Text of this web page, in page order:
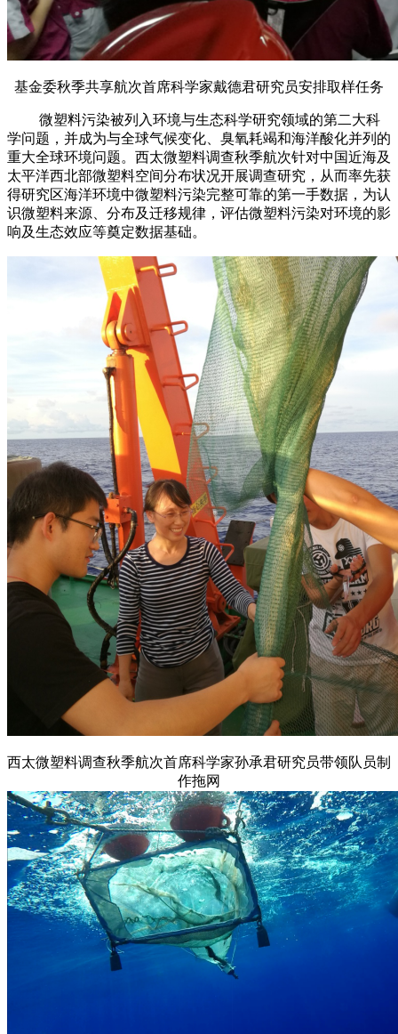
基金委秋季共享航次首席科学家戴德君研究员安排取样任务
微塑料污染被列入环境与生态科学研究领域的第二大科
学问题，并成为与全球气候变化、臭氧耗竭和海洋酸化并列的
重大全球环境问题。西太微塑料调查秋季航次针对中国近海及
太平洋西北部微塑料空间分布状况开展调查研究，从而率先获
得研究区海洋环境中微塑料污染完整可靠的第一手数据，为认
识微塑料来源、分布及迁移规律，评估微塑料污染对环境的影
响及生态效应等奠定数据基础。
西太微塑料调查秋季航次首席科学家孙承君研究员带领队员制
作拖网